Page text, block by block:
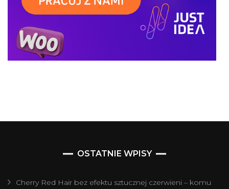
OSTATNIE WPISY
Cherry Red Hair bez efektu sztucznej czerwieni – komu